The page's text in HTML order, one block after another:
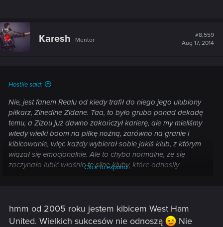
Karesh Mentor
#8,559
Aug 17, 2014
Hostile said:
Nie, jest fanem Realu od kiedy trafił do niego jego ulubiony
piłkarz, Zinedine Zidane. Taa, to było grubo ponad dekadę
temu, a Zizou już dawno zakończył karierę, ale my mieliśmy
wtedy wielki boom na piłkę nożną, zarówno na granie i
kibicowanie, więc każdy wybierał sobie jakiś klub, z którym
wiązał się emocjonalnie. Ale to chyba normalne, że się
zaczynało lubić właśnie te silne kluby, które odnosiły
Click to expand...
hmm od 2005 roku jestem kibicem West Ham
United. Wielkich sukcesów nie odnoszą
Nie